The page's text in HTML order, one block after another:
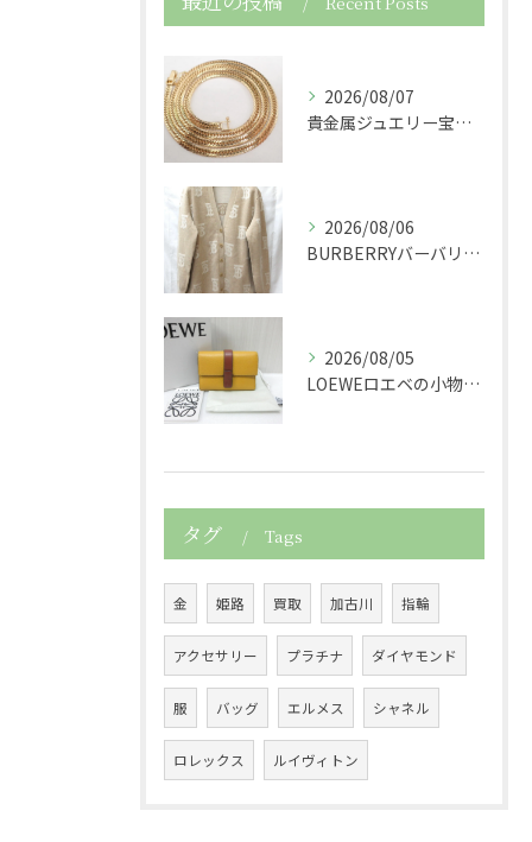
2026/08/07
貴金属ジュエリー宝石750K18金製の喜平ネックレスを買取さ...
2026/08/06
BURBERRYバーバリーの服アパレルTBニットカーディガン...
2026/08/05
LOEWEロエベの小物レザースモールバーティカルウォレット財...
タグ Tags
金 姫路 買取 加古川 指輪
アクセサリー プラチナ ダイヤモンド
服 バッグ エルメス シャネル
ロレックス ルイヴィトン